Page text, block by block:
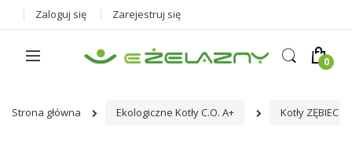
Zaloguj się Zarejestruj się
Strona główna Ekologiczne Kotły C.O. A+ Kotły ZĘBIEC